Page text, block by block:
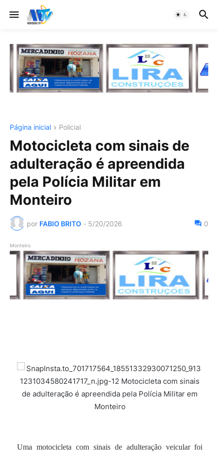
Página inicial Policial
Motocicleta com sinais de
adulteração é apreendida
pela Polícia Militar em
Monteiro
por FABIO BRITO - 5/20/2026 0
Monteiro
Uma motocicleta com sinais de adulteração veicular foi